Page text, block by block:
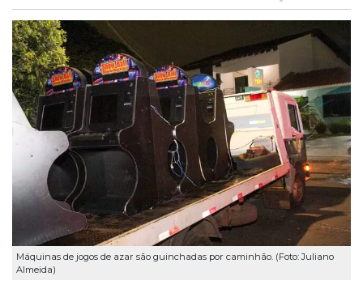
Máquinas de jogos de azar são guinchadas por caminhão. (Foto: Juliano
Almeida)